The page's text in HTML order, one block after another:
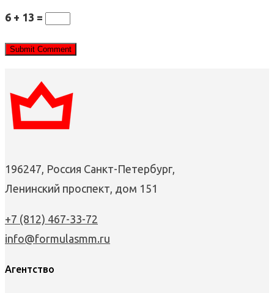
6 + 13 =
196247, Россия Санкт-Петербург,
Ленинский проспект, дом 151
+7 (812) 467-33-72
info@formulasmm.ru
Агентство